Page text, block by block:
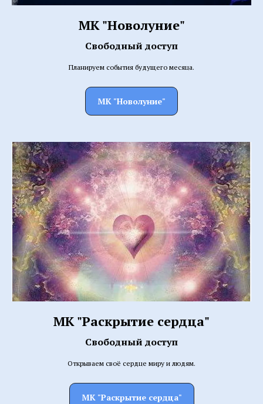
МК "Новолуние"
Свободный доступ
Планируем события будущего месяца.
МК "Новолуние"
МК "Раскрытие сердца"
Свободный доступ
Открываем своё сердце миру и людям.
МК "Раскрытие сердца"